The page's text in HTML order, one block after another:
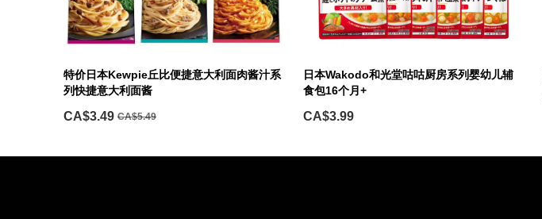
特价日本Kewpie丘比便捷意大利面肉酱汁系
列快捷意大利面酱
CA$3.49 CA$5.49
日本Wakodo和光堂咕咕厨房系列婴幼儿辅
食包16个月+
CA$3.99